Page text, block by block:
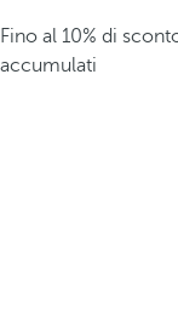
Fino al 10% di
accumulati